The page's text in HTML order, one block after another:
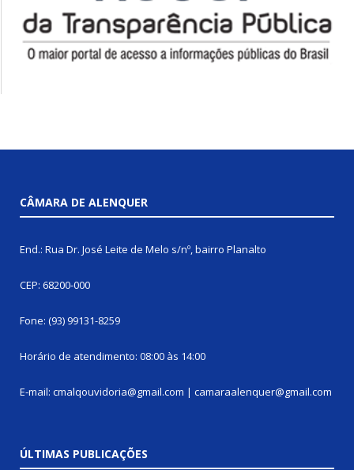
CÂMARA DE ALENQUER
End.: Rua Dr. José Leite de Melo s/nº, bairro Planalto
CEP: 68200-000
Fone: (93) 99131-8259
Horário de atendimento: 08:00 às 14:00
E-mail: cmalqouvidoria@gmail.com | camaraalenquer@gmail.com
ÚLTIMAS PUBLICAÇÕES